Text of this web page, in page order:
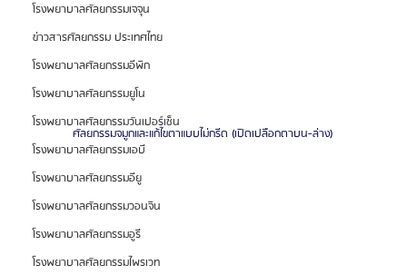
โรงพยาบาลศัลยกรรมเจจุน
ข่าวสารศัลยกรรม ประเทศไทย
โรงพยาบาลศัลยกรรมอีพิก
โรงพยาบาลศัลยกรรมยูโน
โรงพยาบาลศัลยกรรมวันเปอร์เซ็น
โรงพยาบาลศัลยกรรมเอบี
โรงพยาบาลศัลยกรรมอียู
โรงพยาบาลศัลยกรรมวอนจิน
โรงพยาบาลศัลยกรรมอูรี
โรงพยาบาลศัลยกรรมไพรเวท
ศัลยกรรมจมูกและแก้ไขตาแบบไม่กรีด (เปิดเปลือกตาบน-ล่าง)